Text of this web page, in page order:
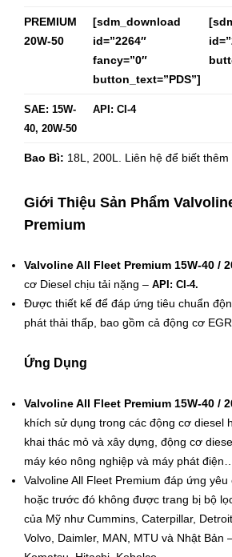
PREMIUM
20W-50
[sdm_download
id=”2264″
fancy=”0″
button_text=”PDS”]
SAE: 15W-
40, 20W-50
API: CI-4
Bao Bì: 18L, 200L. Liên hệ để biết thêm
Giới Thiệu Sản Phẩm
Premium
ValvolineAll Fleet Premium 15W-40 /
cơ Diesel chịu tải nặng – API: CI-4.
Được thiết kế để đáp ứng tiêu chuẩn
phát thải thấp, bao gồm cả động cơ EGR.
Ứng Dụng
Valvoline All Fleet Premium 15W-40 /
khích sử dụng trong các động cơ diesel
khai thác mỏ và xây dựng, động cơ
máy kéo nông nghiệp và máy phát điện…
Valvoline All Fleet Premium đáp ứng
hoặc trước đó không được trang bị bộ
của Mỹ như Cummins, Caterpillar,
Volvo, Daimler, MAN, MTU và Nhật Bản